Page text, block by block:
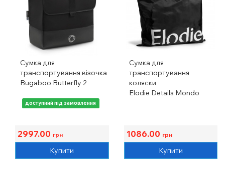
Сумка для
транспортування візочка
Bugaboo Butterfly 2
доступний під замовлення
2997.00 грн
Купити
Сумка для
транспортування
коляски
Elodie Details Mondo
1086.00 грн
Купити